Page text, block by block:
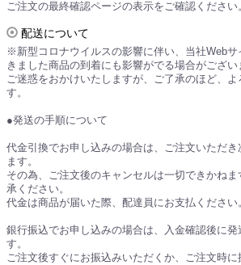
ご注文の最終確認ページの表示をご確認ください
配送について
※新型コロナウイルスの影響に伴い、当社Web
きました商品の到着にも影響がでる場合がござい
ご迷惑をおかけいたしますが、ご了承のほど、よ
す。
●発送の手順について
代金引換でお申し込みの場合は、ご注文いただ
ます。
その為、ご注文後のキャンセルは一切できかね
承ください。
代金は商品が届いた際、配達員にお支払ください
銀行振込でお申し込みの場合は、入金確認後に発
す。
ご注文後すぐにお振込みいただくか、ご注文時